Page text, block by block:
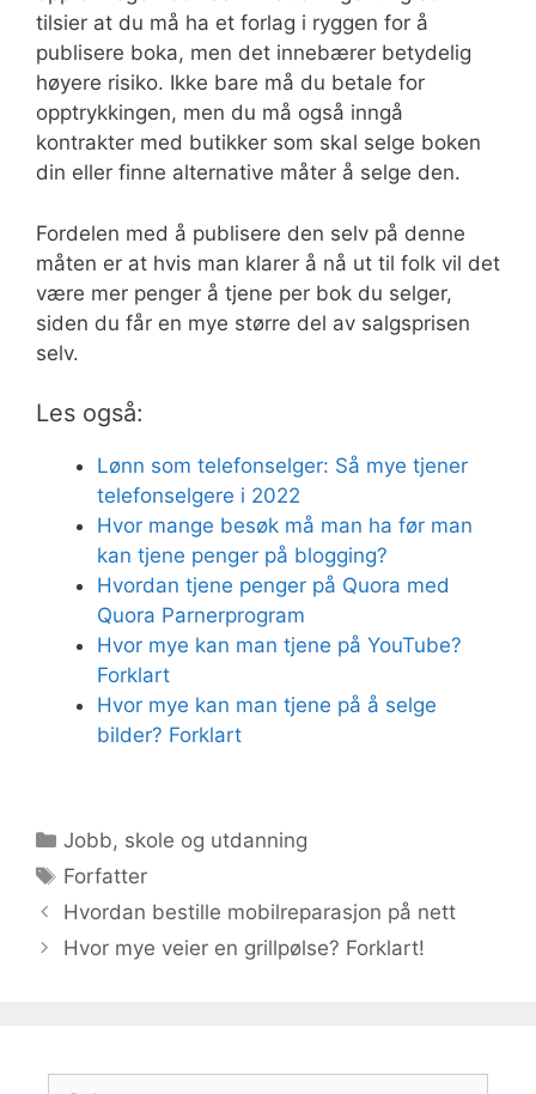
tilsier at du må ha et forlag i ryggen for å
publisere boka, men det innebærer betydelig
høyere risiko. Ikke bare må du betale for
opptrykkingen, men du må også inngå
kontrakter med butikker som skal selge boken
din eller finne alternative måter å selge den.
Fordelen med å publisere den selv på denne
måten er at hvis man klarer å nå ut til folk vil det
være mer penger å tjene per bok du selger,
siden du får en mye større del av salgsprisen
selv.
Les også:
Lønn som telefonselger: Så mye tjener
telefonselgere i 2022
Hvor mange besøk må man ha før man
kan tjene penger på blogging?
Hvordan tjene penger på Quora med
Quora Parnerprogram
Hvor mye kan man tjene på YouTube?
Forklart
Hvor mye kan man tjene på å selge
bilder? Forklart
Kategorier
Jobb, skole og utdanning
Stikkord
Forfatter
Hvordan bestille mobilreparasjon på nett
Hvor mye veier en grillpølse? Forklart!